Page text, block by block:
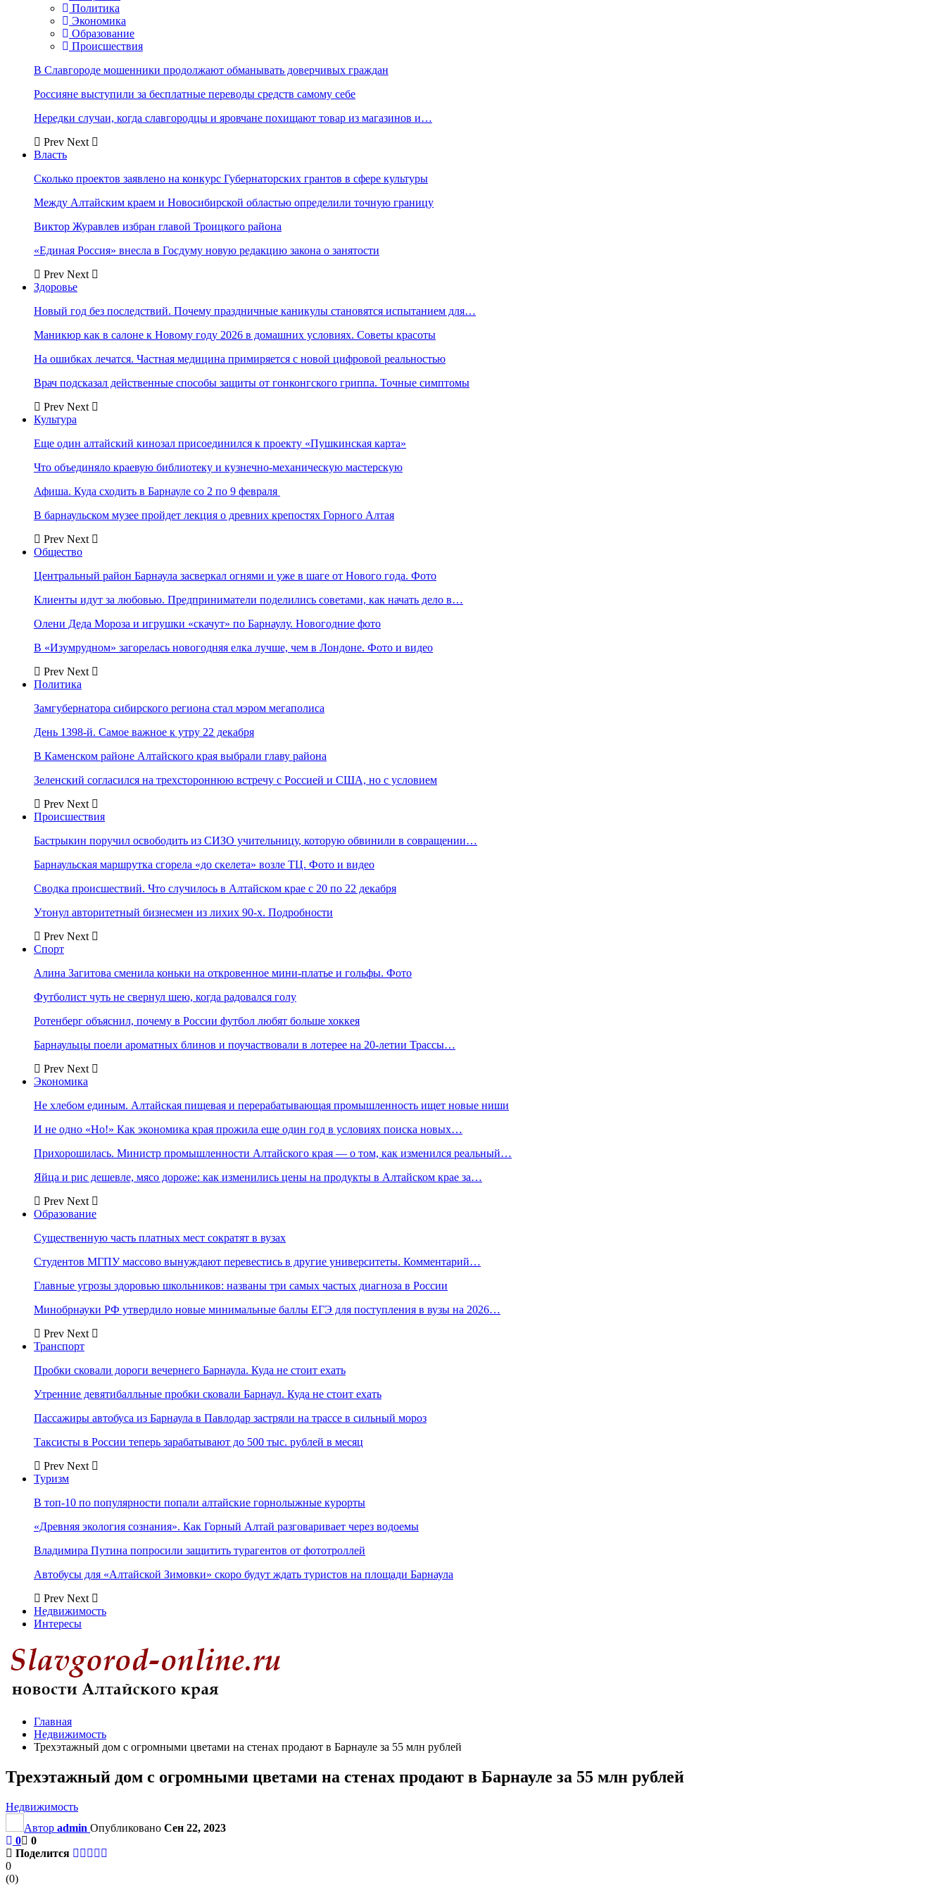
Политика
Экономика
Образование
Происшествия
В Славгороде мошенники продолжают обманывать доверчивых граждан
Россияне выступили за бесплатные переводы средств самому себе
Нередки случаи, когда славгородцы и яровчане похищают товар из магазинов и…
Prev Next
Власть
Сколько проектов заявлено на конкурс Губернаторских грантов в сфере культуры
Между Алтайским краем и Новосибирской областью определили точную границу
Виктор Журавлев избран главой Троицкого района
«Единая Россия» внесла в Госдуму новую редакцию закона о занятости
Prev Next
Здоровье
Новый год без последствий. Почему праздничные каникулы становятся испытанием для…
Маникюр как в салоне к Новому году 2026 в домашних условиях. Советы красоты
На ошибках лечатся. Частная медицина примиряется с новой цифровой реальностью
Врач подсказал действенные способы защиты от гонконгского гриппа. Точные симптомы
Prev Next
Культура
Еще один алтайский кинозал присоединился к проекту «Пушкинская карта»
Что объединяло краевую библиотеку и кузнечно-механическую мастерскую
Афиша. Куда сходить в Барнауле со 2 по 9 февраля
В барнаульском музее пройдет лекция о древних крепостях Горного Алтая
Prev Next
Общество
Центральный район Барнаула засверкал огнями и уже в шаге от Нового года. Фото
Клиенты идут за любовью. Предприниматели поделились советами, как начать дело в…
Олени Деда Мороза и игрушки «скачут» по Барнаулу. Новогодние фото
В «Изумрудном» загорелась новогодняя елка лучше, чем в Лондоне. Фото и видео
Prev Next
Политика
Замгубернатора сибирского региона стал мэром мегаполиса
День 1398-й. Самое важное к утру 22 декабря
В Каменском районе Алтайского края выбрали главу района
Зеленский согласился на трехстороннюю встречу с Россией и США, но с условием
Prev Next
Происшествия
Бастрыкин поручил освободить из СИЗО учительницу, которую обвинили в совращении…
Барнаульская маршрутка сгорела «до скелета» возле ТЦ. Фото и видео
Сводка происшествий. Что случилось в Алтайском крае с 20 по 22 декабря
Утонул авторитетный бизнесмен из лихих 90-х. Подробности
Prev Next
Спорт
Алина Загитова сменила коньки на откровенное мини-платье и гольфы. Фото
Футболист чуть не свернул шею, когда радовался голу
Ротенберг объяснил, почему в России футбол любят больше хоккея
Барнаульцы поели ароматных блинов и поучаствовали в лотерее на 20-летии Трассы…
Prev Next
Экономика
Не хлебом единым. Алтайская пищевая и перерабатывающая промышленность ищет новые ниши
И не одно «Но!» Как экономика края прожила еще один год в условиях поиска новых…
Прихорошилась. Министр промышленности Алтайского края — о том, как изменился реальный…
Яйца и рис дешевле, мясо дороже: как изменились цены на продукты в Алтайском крае за…
Prev Next
Образование
Существенную часть платных мест сократят в вузах
Студентов МГПУ массово вынуждают перевестись в другие университеты. Комментарий…
Главные угрозы здоровью школьников: названы три самых частых диагноза в России
Минобрнауки РФ утвердило новые минимальные баллы ЕГЭ для поступления в вузы на 2026…
Prev Next
Транспорт
Пробки сковали дороги вечернего Барнаула. Куда не стоит ехать
Утренние девятибалльные пробки сковали Барнаул. Куда не стоит ехать
Пассажиры автобуса из Барнаула в Павлодар застряли на трассе в сильный мороз
Таксисты в России теперь зарабатывают до 500 тыс. рублей в месяц
Prev Next
Туризм
В топ-10 по популярности попали алтайские горнолыжные курорты
«Древняя экология сознания». Как Горный Алтай разговаривает через водоемы
Владимира Путина попросили защитить турагентов от фототроллей
Автобусы для «Алтайской Зимовки» скоро будут ждать туристов на площади Барнаула
Prev Next
Недвижимость
Интересы
Главная
Недвижимость
Трехэтажный дом с огромными цветами на стенах продают в Барнауле за 55 млн рублей
Трехэтажный дом с огромными цветами на стенах продают в Барнауле за 55 млн рублей
Недвижимость
Автор admin Опубликовано Сен 22, 2023
0
0
Поделится
0
(0)